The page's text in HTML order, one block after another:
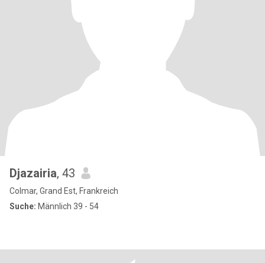
Djazairia, 43
Colmar, Grand Est, Frankreich
Suche: Männlich 39 - 54